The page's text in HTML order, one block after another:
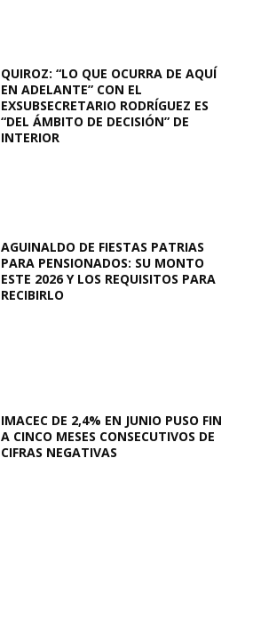
QUIROZ: “LO QUE OCURRA DE AQUÍ
EN ADELANTE” CON EL
EXSUBSECRETARIO RODRÍGUEZ ES
“DEL ÁMBITO DE DECISIÓN” DE
INTERIOR
AGUINALDO DE FIESTAS PATRIAS
PARA PENSIONADOS: SU MONTO
ESTE 2026 Y LOS REQUISITOS PARA
RECIBIRLO
IMACEC DE 2,4% EN JUNIO PUSO FIN
A CINCO MESES CONSECUTIVOS DE
CIFRAS NEGATIVAS